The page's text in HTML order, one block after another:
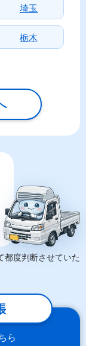
料）
頼
埼玉
栃木
都度判断させていた
ら